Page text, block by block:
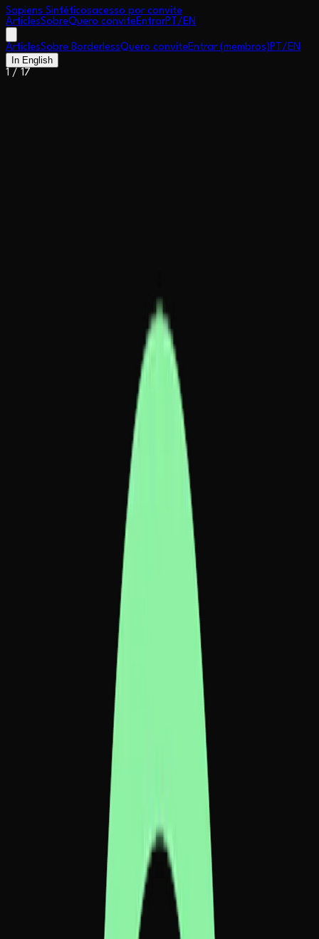
Sapiens Sintéticosacesso por convite
ArticlesSobreQuero conviteEntrarPT /EN
ArticlesSobre BorderlessQuero conviteEntrar (membros)PT /EN
In English
1 / 17